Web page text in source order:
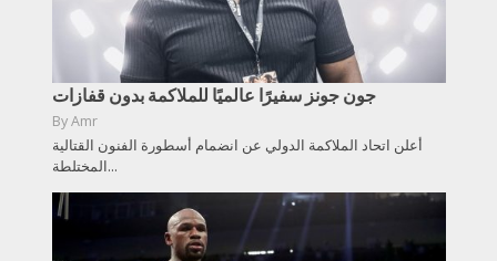
جون جونز سفيرًا عالميًا للملاكمة بدون قفازات
ByAmr
أعلن اتحاد الملاكمة الدولي عن انضمام أسطورة الفنون القتالية
المختلطة...